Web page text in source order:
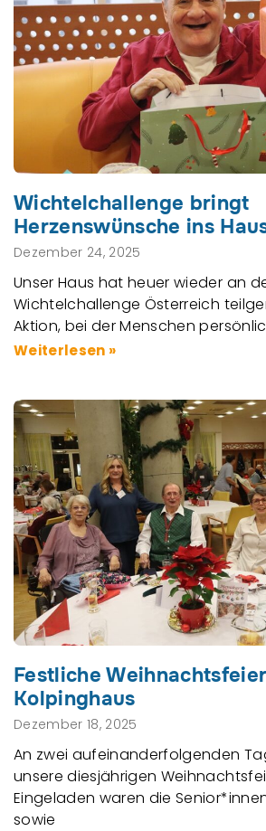
Wichtelchallenge bringt
Herzenswünsche ins
Dezember 24, 2025
Unser Haus hat heuer wieder an
Wichtelchallenge Österreich
Aktion, bei der Menschen
Weiterlesen »
Festliche
Kolpinghaus
Dezember 18, 2025
An zwei aufeinanderfolgenden
unsere diesjährigen
Eingeladen waren die
sowie